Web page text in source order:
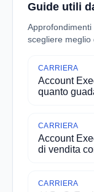
Guide utili
scegliere meglio
CARRIERA
Account
quanto
CARRIERA
Account
di vendita
CARRIERA